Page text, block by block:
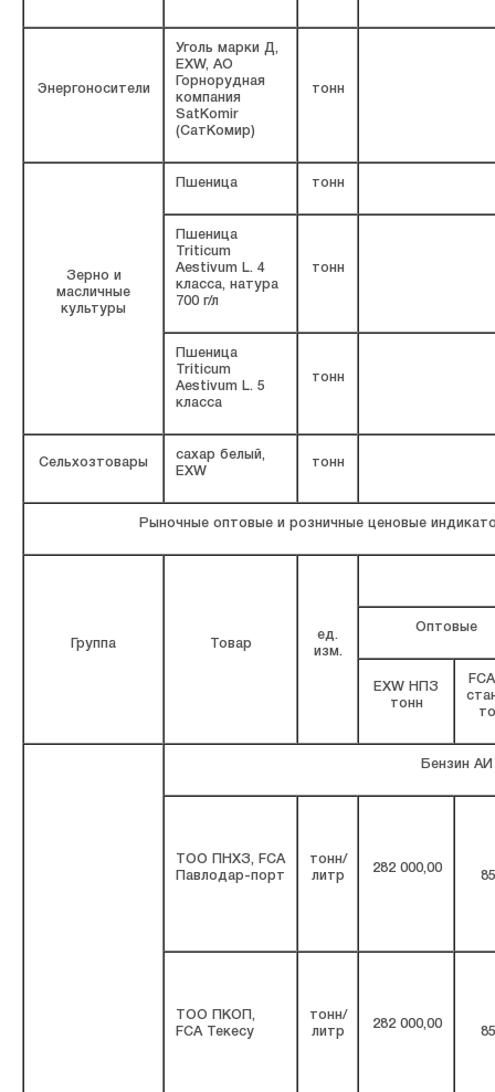
Энергоносители
Уголь марки Д,
EXW, АО
Горнорудная
компания
SatKomir
(СатКомир)
тонн
Зерно и
масличные
культуры
Пшеница тонн
Пшеница
Triticum
Aestivum L. 4
класса, натура
700 г/л
тонн
Пшеница
Triticum
Aestivum L. 5
класса
тонн
Сельхозтовары
сахар белый,
EXW
тонн
Рыночные оптовые и розничные ценовые
Группа Товар
ед.
изм.
Оптовые
EXW НПЗ
тонн
Бензин АИ
ТОО ПНХЗ, FCA
Павлодар-порт
тонн/
литр
282 000,00
ТОО ПКОП,
FCA Текесу
тонн/
литр
282 000,00